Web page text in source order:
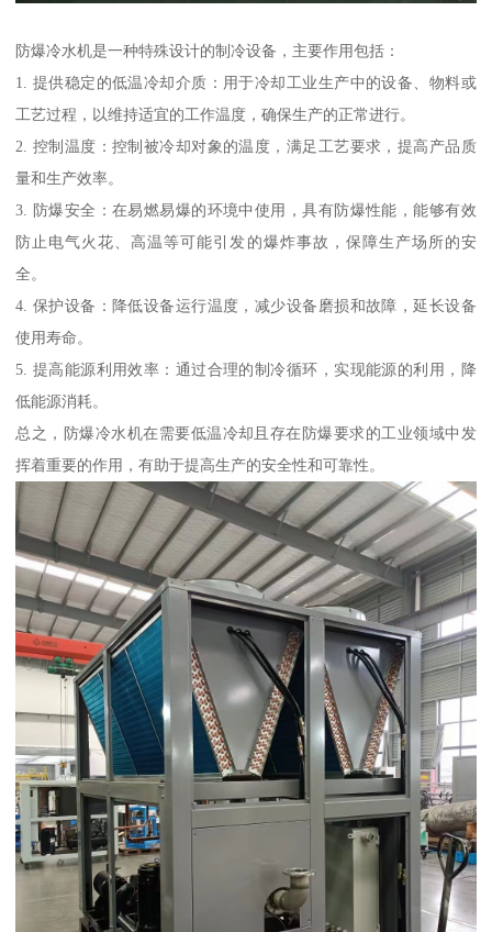
防爆冷水机是一种特殊设计的制冷设备，主要作用包括：
1. 提供稳定的低温冷却介质：用于冷却工业生产中的设备、物料或
工艺过程，以维持适宜的工作温度，确保生产的正常进行。
2. 控制温度：控制被冷却对象的温度，满足工艺要求，提高产品质
量和生产效率。
3. 防爆安全：在易燃易爆的环境中使用，具有防爆性能，能够有效
防止电气火花、高温等可能引发的爆炸事故，保障生产场所的安
全。
4. 保护设备：降低设备运行温度，减少设备磨损和故障，延长设备
使用寿命。
5. 提高能源利用效率：通过合理的制冷循环，实现能源的利用，降
低能源消耗。
总之，防爆冷水机在需要低温冷却且存在防爆要求的工业领域中发
挥着重要的作用，有助于提高生产的安全性和可靠性。